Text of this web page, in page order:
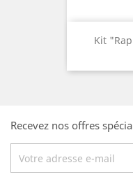
Kit
Recevez nos offres